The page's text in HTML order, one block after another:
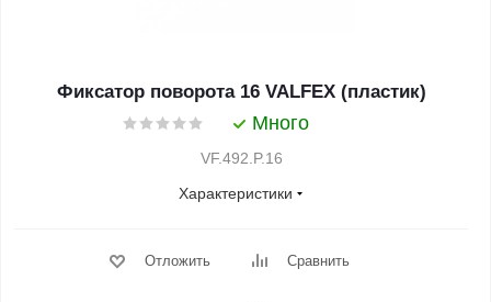
Фиксатор поворота 16 VALFEX (пластик)
Много
VF.492.P.16
Характеристики
Отложить Сравнить